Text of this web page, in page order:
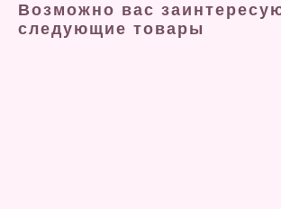
Возможно вас
следующие товары